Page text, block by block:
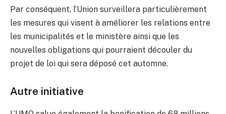
Par conséquent, l’Union surveillera particulièrement
les mesures qui visent à améliorer les relations entre
les municipalités et le ministère ainsi que les
nouvelles obligations qui pourraient découler du
projet de loi qui sera déposé cet automne.
Autre initiative